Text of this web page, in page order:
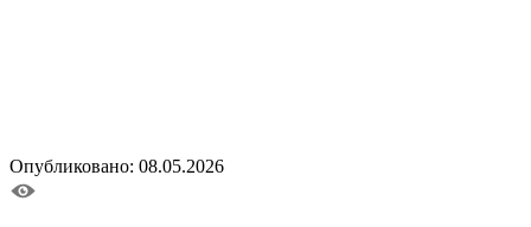
Опубликовано: 08.05.2026